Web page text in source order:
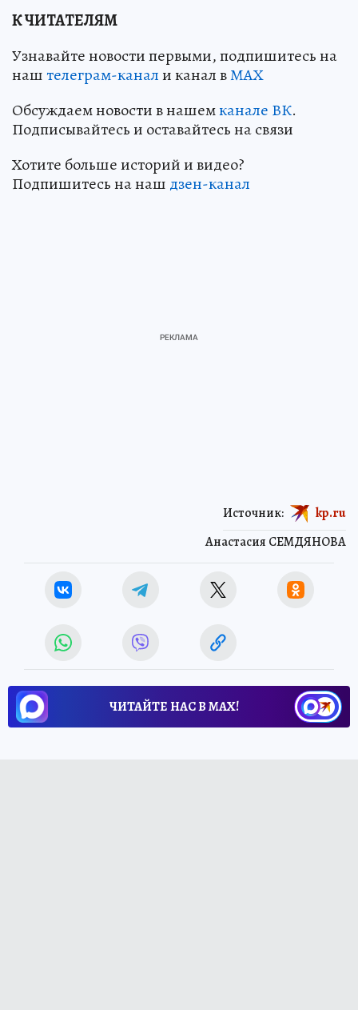
К ЧИТАТЕЛЯМ
Узнавайте новости первыми, подпишитесь на
наштелеграм-канали канал вМАХ
Обсуждаем новости в нашемканале ВК.
Подписывайтесь и оставайтесь на связи
Хотите больше историй и видео?
Подпишитесь на наш дзен-канал
Анастасия СЕМДЯНОВА
Источник: kp.ru
ЧИТАЙТЕ НАС В МАХ!